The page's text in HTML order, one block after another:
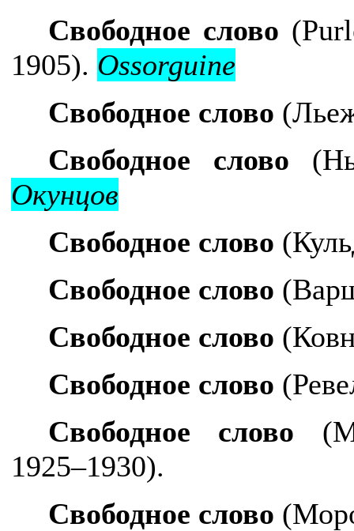
Свободное слово (
1905). Ossorguine
Свободное слово
Свободное слово
Окунцов
Свободное слово
Свободное слово
Свободное слово
Свободное слово
Свободное слово
1925–1930).
Свободное слово